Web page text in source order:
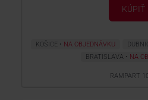
KÚPIŤ
KOŠICE NA OBJEDNÁVKU
BRATISLAVA
NA
RAMPART